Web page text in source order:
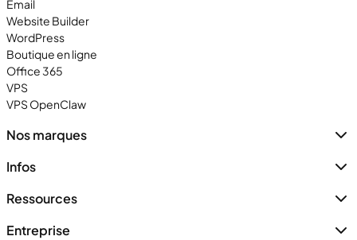
Email
Website Builder
WordPress
Boutique en ligne
Office 365
VPS
VPS OpenClaw
Nos marques
Infos
Ressources
Entreprise